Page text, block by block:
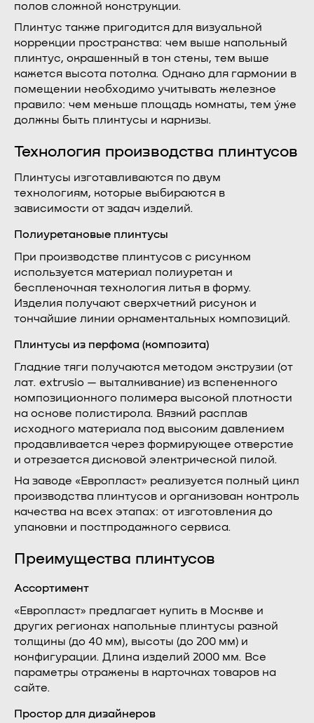
полов сложной конструкции.
Плинтус также пригодится для визуальной
коррекции пространства: чем выше напольный
плинтус, окрашенный в тон стены, тем выше
кажется высота потолка. Однако для гармонии в
помещении необходимо учитывать железное
правило: чем меньше площадь комнаты, тем у́же
должны быть плинтусы и карнизы.
Технология производства плинтусов
Плинтусы изготавливаются по двум
технологиям, которые выбираются в
зависимости от задач изделий.
Полиуретановые плинтусы
При производстве плинтусов с рисунком
используется материал полиуретан и
беспленочная технология литья в форму.
Изделия получают сверхчеткий рисунок и
тончайшие линии орнаментальных композиций.
Плинтусы из перфома (композита)
Гладкие тяги получаются методом экструзии (от
лат. extrusio — выталкивание) из вспененного
композиционного полимера высокой плотности
на основе полистирола. Вязкий расплав
исходного материала под высоким давлением
продавливается через формирующее отверстие
и отрезается дисковой электрической пилой.
На заводе «Европласт» реализуется полный цикл
производства плинтусов и организован контроль
качества на всех этапах: от изготовления до
упаковки и постпродажного сервиса.
Преимущества плинтусов
Ассортимент
«Европласт» предлагает купить в Москве и
других регионах напольные плинтусы разной
толщины (до 40 мм), высоты (до 200 мм) и
конфигурации. Длина изделий 2000 мм. Все
параметры отражены в карточках товаров на
сайте.
Простор для дизайнеров